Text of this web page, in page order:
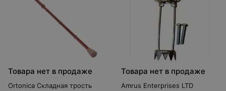
Товара нет в продаже
Ortonica Складная трость
Товара нет в продаже
Amrus Enterprises LTD